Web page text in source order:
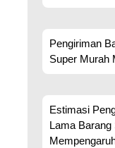
Pengiriman
Super Murah
Estimasi
Lama